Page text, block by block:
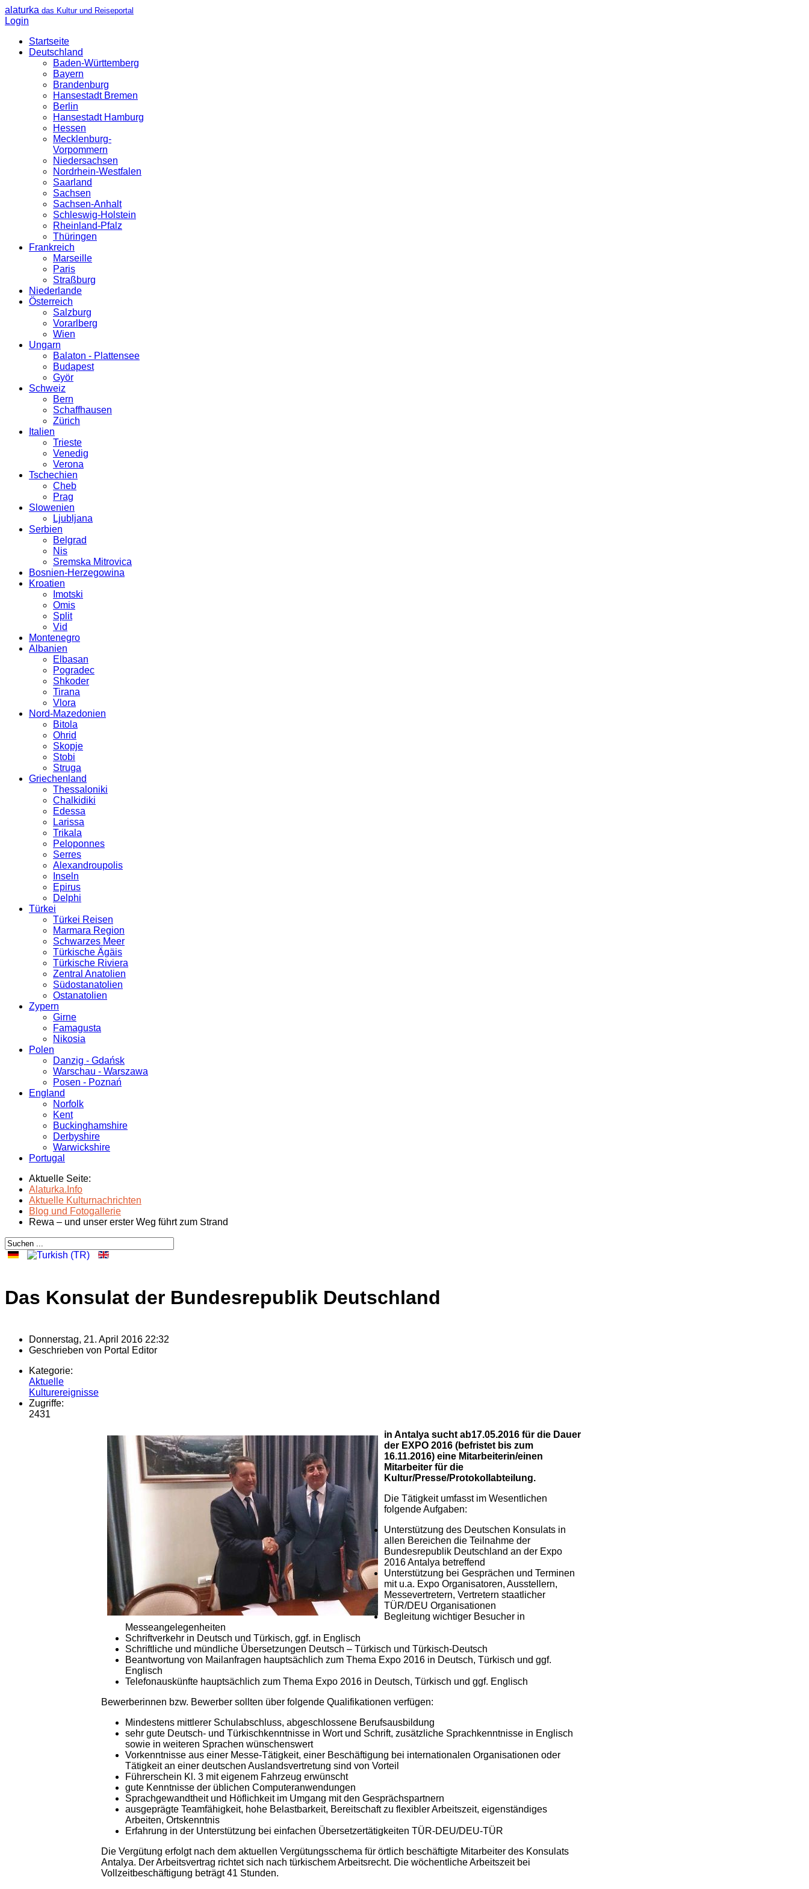
alaturka das Kultur und Reiseportal
Login
Startseite
Deutschland
Baden-Württemberg
Bayern
Brandenburg
Hansestadt Bremen
Berlin
Hansestadt Hamburg
Hessen
Mecklenburg-
Vorpommern
Niedersachsen
Nordrhein-Westfalen
Saarland
Sachsen
Sachsen-Anhalt
Schleswig-Holstein
Rheinland-Pfalz
Thüringen
Frankreich
Marseille
Paris
Straßburg
Niederlande
Österreich
Salzburg
Vorarlberg
Wien
Ungarn
Balaton - Plattensee
Budapest
Györ
Schweiz
Bern
Schaffhausen
Zürich
Italien
Trieste
Venedig
Verona
Tschechien
Cheb
Prag
Slowenien
Ljubljana
Serbien
Belgrad
Nis
Sremska Mitrovica
Bosnien-Herzegowina
Kroatien
Imotski
Omis
Split
Vid
Montenegro
Albanien
Elbasan
Pogradec
Shkoder
Tirana
Vlora
Nord-Mazedonien
Bitola
Ohrid
Skopje
Stobi
Struga
Griechenland
Thessaloniki
Chalkidiki
Edessa
Larissa
Trikala
Peloponnes
Serres
Alexandroupolis
Inseln
Epirus
Delphi
Türkei
Türkei Reisen
Marmara Region
Schwarzes Meer
Türkische Ägäis
Türkische Riviera
Zentral Anatolien
Südostanatolien
Ostanatolien
Zypern
Girne
Famagusta
Nikosia
Polen
Danzig - Gdańsk
Warschau - Warszawa
Posen - Poznań
England
Norfolk
Kent
Buckinghamshire
Derbyshire
Warwickshire
Portugal
Aktuelle Seite:
Alaturka.Info
Aktuelle Kulturnachrichten
Blog und Fotogallerie
Rewa – und unser erster Weg führt zum Strand
Das Konsulat der Bundesrepublik Deutschland
Donnerstag, 21. April 2016 22:32
Geschrieben von Portal Editor
Kategorie:
Aktuelle
Kulturereignisse
Zugriffe:
2431
in Antalya sucht ab17.05.2016 für die Dauer
der EXPO 2016 (befristet bis zum
16.11.2016) eine Mitarbeiterin/einen
Mitarbeiter für die
Kultur/Presse/Protokollabteilung.
Die Tätigkeit umfasst im Wesentlichen
folgende Aufgaben:
Unterstützung des Deutschen Konsulats in
allen Bereichen die Teilnahme der
Bundesrepublik Deutschland an der Expo
2016 Antalya betreffend
Unterstützung bei Gesprächen und Terminen
mit u.a. Expo Organisatoren, Ausstellern,
Messevertretern, Vertretern staatlicher
TÜR/DEU Organisationen
Begleitung wichtiger Besucher in
Messeangelegenheiten
Schriftverkehr in Deutsch und Türkisch, ggf. in Englisch
Schriftliche und mündliche Übersetzungen Deutsch – Türkisch und Türkisch-Deutsch
Beantwortung von Mailanfragen hauptsächlich zum Thema Expo 2016 in Deutsch, Türkisch und ggf.
Englisch
Telefonauskünfte hauptsächlich zum Thema Expo 2016 in Deutsch, Türkisch und ggf. Englisch
Bewerberinnen bzw. Bewerber sollten über folgende Qualifikationen verfügen:
Mindestens mittlerer Schulabschluss, abgeschlossene Berufsausbildung
sehr gute Deutsch- und Türkischkenntnisse in Wort und Schrift, zusätzliche Sprachkenntnisse in Englisch
sowie in weiteren Sprachen wünschenswert
Vorkenntnisse aus einer Messe-Tätigkeit, einer Beschäftigung bei internationalen Organisationen oder
Tätigkeit an einer deutschen Auslandsvertretung sind von Vorteil
Führerschein Kl. 3 mit eigenem Fahrzeug erwünscht
gute Kenntnisse der üblichen Computeranwendungen
Sprachgewandtheit und Höflichkeit im Umgang mit den Gesprächspartnern
ausgeprägte Teamfähigkeit, hohe Belastbarkeit, Bereitschaft zu flexibler Arbeitszeit, eigenständiges
Arbeiten, Ortskenntnis
Erfahrung in der Unterstützung bei einfachen Übersetzertätigkeiten TÜR-DEU/DEU-TÜR
Die Vergütung erfolgt nach dem aktuellen Vergütungsschema für örtlich beschäftigte Mitarbeiter des Konsulats
Antalya. Der Arbeitsvertrag richtet sich nach türkischem Arbeitsrecht. Die wöchentliche Arbeitszeit bei
Vollzeitbeschäftigung beträgt 41 Stunden.